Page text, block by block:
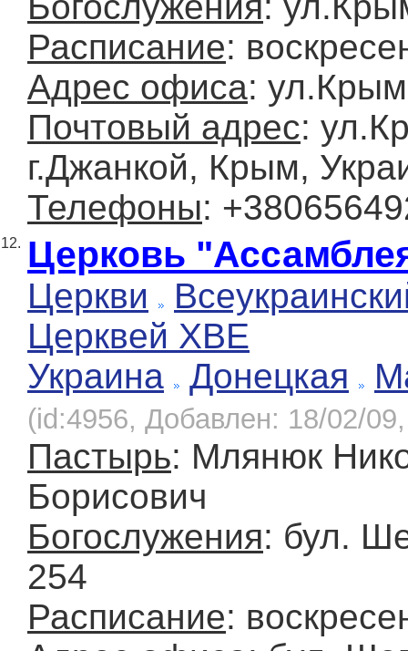
Расписание:
Адрес офиса:
Почтовый адрес:
г.Джанкой, Крым,
Телефоны:
12. Церковь
Церкви
Церквей ХВЕ
Украина
Донецкая
(id:4956, Добавлен: 18/02/
Пастырь: Млянюк
Борисович
Богослужения: бул.
254
Расписание: